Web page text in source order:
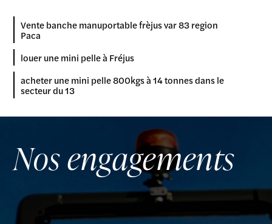
Vente banche manuportable frèjus var 83 region
Paca
louer une mini pelle à Fréjus
acheter une mini pelle 800kgs à 14 tonnes dans le
secteur du 13
Nos engagements